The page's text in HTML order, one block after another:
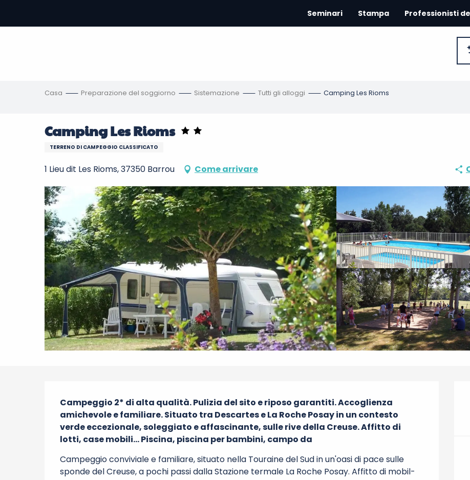
contenu
Seminari Stampa Professionisti
Casa Preparazione del soggiorno Sistemazione Tutti gli alloggi Camping Les Rioms
Camping Les Rioms
TERRENO DI CAMPEGGIO CLASSIFICATO
1 Lieu dit Les Rioms, 37350 Barrou Come arrivare
Descrizione
Campeggio 2* di alta qualità. Pulizia del sito e riposo garantiti. Accoglienza
amichevole e familiare. Situato tra Descartes e La Roche Posay in un contesto
verde eccezionale, soleggiato e affascinante, sulle rive della Creuse. Affitto di
lotti, case mobili... Piscina, piscina per bambini, campo da
Campeggio conviviale e familiare, situato nella Touraine del Sud in un'oasi di pace sulle
sponde del Creuse, a pochi passi dalla Stazione termale La Roche Posay. Affitto di mobil-